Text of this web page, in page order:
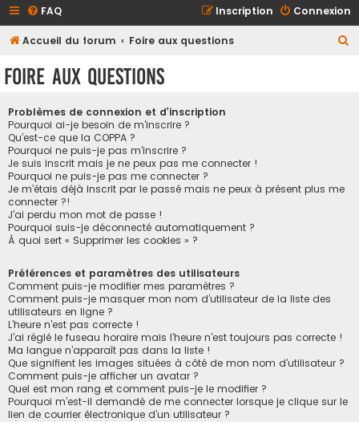
FAQ Connexion
Inscription
Accueil du forum Foire aux questions
Foire aux questions
Problèmes de connexion et d’inscription
Pourquoi ai-je besoin de m’inscrire ?
Qu’est-ce que la COPPA ?
Pourquoi ne puis-je pas m’inscrire ?
Je suis inscrit mais je ne peux pas me connecter !
Pourquoi ne puis-je pas me connecter ?
Je m’étais déjà inscrit par le passé mais ne peux à présent plus me
connecter ?!
J’ai perdu mon mot de passe !
Pourquoi suis-je déconnecté automatiquement ?
À quoi sert « Supprimer les cookies » ?
Préférences et paramètres des utilisateurs
Comment puis-je modifier mes paramètres ?
Comment puis-je masquer mon nom d’utilisateur de la liste des
utilisateurs en ligne ?
L’heure n’est pas correcte !
J’ai réglé le fuseau horaire mais l’heure n’est toujours pas correcte !
Ma langue n’apparaît pas dans la liste !
Que signifient les images situées à côté de mon nom d’utilisateur ?
Comment puis-je afficher un avatar ?
Quel est mon rang et comment puis-je le modifier ?
Pourquoi m’est-il demandé de me connecter lorsque je clique sur le
lien de courrier électronique d’un utilisateur ?